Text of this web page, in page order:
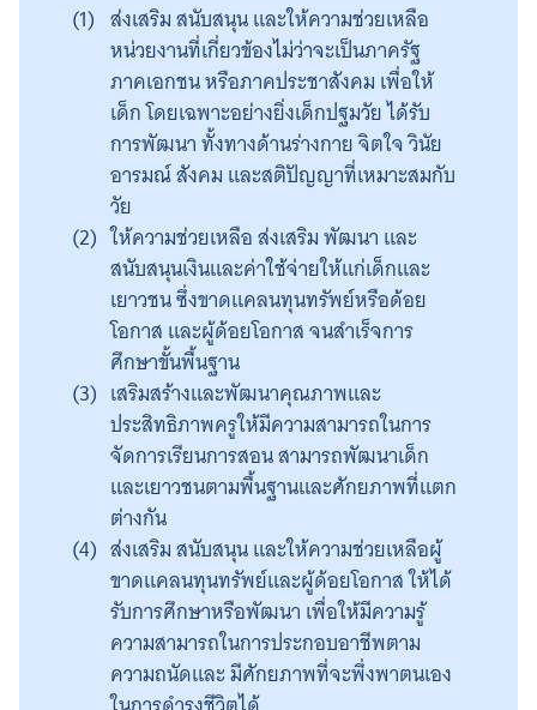
ส่งเสริม สนับสนุน และให้ความช่วยเหลือ
หน่วยงานที่เกี่ยวข้องไม่ว่าจะเป็นภาครัฐ
ภาคเอกชน หรือภาคประชาสังคม เพื่อให้
เด็ก โดยเฉพาะอย่างยิ่งเด็กปฐมวัย ได้รับ
การพัฒนา ทั้งทางด้านร่างกาย จิตใจ วินัย
อารมณ์ สังคม และสติปัญญาที่เหมาะสมกับ
วัย
ให้ความช่วยเหลือ ส่งเสริม พัฒนา และ
สนับสนุนเงินและค่าใช้จ่ายให้แก่เด็กและ
เยาวชน ซึ่งขาดแคลนทุนทรัพย์หรือด้อย
โอกาส และผู้ด้อยโอกาส จนสำเร็จการ
ศึกษาขั้นพื้นฐาน
เสริมสร้างและพัฒนาคุณภาพและ
ประสิทธิภาพครูให้มีความสามารถในการ
จัดการเรียนการสอน สามารถพัฒนาเด็ก
และเยาวชนตามพื้นฐานและศักยภาพที่แตก
ต่างกัน
ส่งเสริม สนับสนุน และให้ความช่วยเหลือผู้
ขาดแคลนทุนทรัพย์และผู้ด้อยโอกาส ให้ได้
รับการศึกษาหรือพัฒนา เพื่อให้มีความรู้
ความสามารถในการประกอบอาชีพตาม
ความถนัดและ มีศักยภาพที่จะพึ่งพาตนเอง